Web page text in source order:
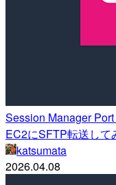
Session Manager
EC2にSFTP転送して
katsumata
2026.04.08